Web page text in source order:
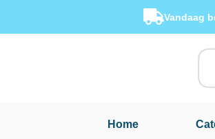
Vandaag
Home